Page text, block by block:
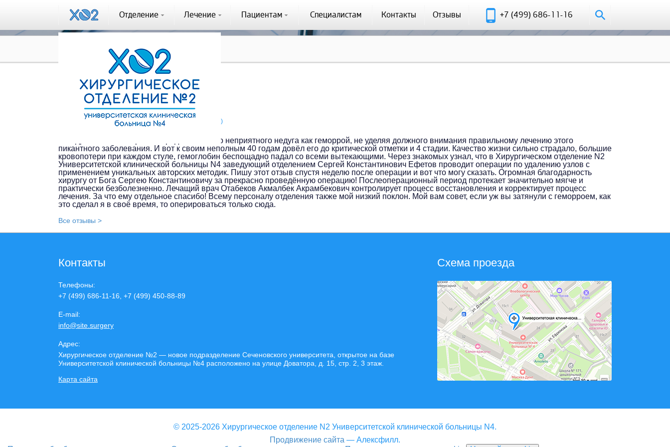
Отделение Лечение Пациентам Специалистам Контакты Отзывы +7 (499) 686-11-16
Отзывы Отзыв #230
Отзыв #230
Охрименко Игорь Николаевич / Химки / (23.08.2022)
С подросткового возраста страдал от такого неприятного недуга как геморрой, не уделяя должного внимания правильному лечению этого
пикантного заболевания. И вот к своим неполным 40 годам довёл его до критической отметки и 4 стадии. Качество жизни сильно страдало, большие
кровопотери при каждом стуле, гемоглобин беспощадно падал со всеми вытекающими. Через знакомых узнал, что в Хирургическом отделение N2
Университетской клинической больницы N4 заведующий отделением Сергей Константинович Ефетов проводит операции по удалению узлов с
применением уникальных авторских методик. Пишу этот отзыв спустя неделю после операции и вот что могу сказать. Огромная благодарность
хирургу от Бога Сергею Константиновичу за прекрасно проведённую операцию! Послеоперационный период протекает значительно мягче и
практически безболезненно. Лечащий врач Отабеков Акмалбек Акрамбекович контролирует процесс восстановления и корректирует процесс
лечения. За что ему отдельное спасибо! Всему персоналу отделения также мой низкий поклон. Мой вам совет, если уж вы затянули с геморроем, как
это сделал я в своё время, то оперироваться только сюда.
Все отзывы >
Контакты
Телефоны:
+7 (499) 686-11-16, +7 (499) 450-88-89
E-mail:
info@site.surgery
Адрес:
Хирургическое отделение №2 — новое подразделение Сеченовского университета, открытое на базе
Университетской клинической больницы №4 расположено на улице Доватора, д. 15, стр. 2, 3 этаж.
Карта сайта
Схема проезда
© 2025-2026 Хирургическое отделение N2 Университетской клинической больницы N4.
Продвижение сайта — Алексфилл.